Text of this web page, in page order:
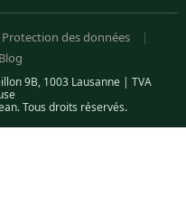
Protection des données
|
Blog
9B, 1003 Lausanne | TVA
Tous droits réservés.